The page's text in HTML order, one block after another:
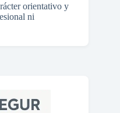
orientativo y
ni